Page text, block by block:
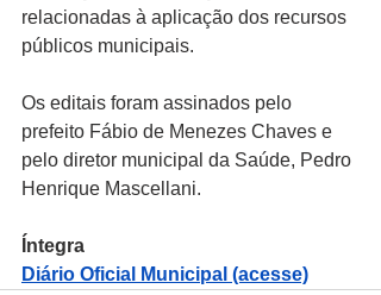
relacionadas à aplicação dos recursos
públicos municipais.
Os editais foram assinados pelo
prefeito Fábio de Menezes Chaves e
pelo diretor municipal da Saúde, Pedro
Henrique Mascellani.
Íntegra
Diário Oficial Municipal (acesse)